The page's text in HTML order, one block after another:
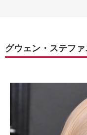
グウェン・ステフ